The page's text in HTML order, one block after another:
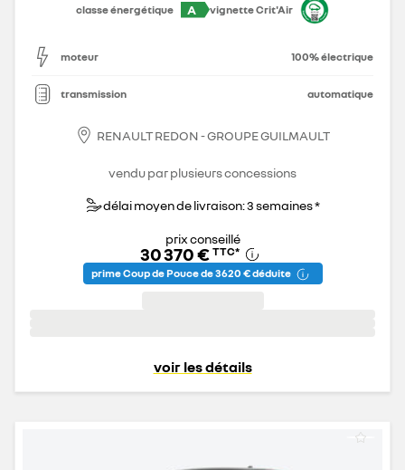
classe énergétique
A vignette Crit'Air
moteur 100% électrique
transmission automatique
RENAULT REDON - GROUPE GUILMAULT
vendu par plusieurs concessions
délai moyen de livraison: 3 semaines *
prix conseillé
30 370 € TTC*
prime Coup de Pouce de 3 620 € déduite
voir les détails